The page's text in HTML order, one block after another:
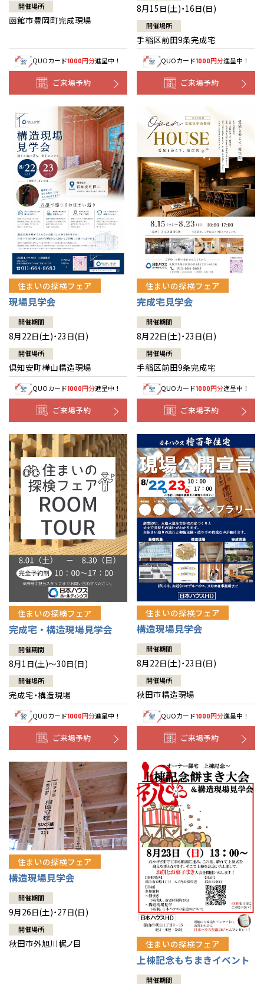
開催場所
函館市豊岡町完成現場
QUOカード1000円分進呈中！
ご来場予約
8月15日(土)・16日(日)
開催場所
手稲区前田9条完成宅
QUOカード1000円分進呈中！
ご来場予約
住まいの探検フェア
現場見学会
開催期間
8月22日(土)・23日(日)
開催場所
倶知安町樺山構造現場
QUOカード1000円分進呈中！
ご来場予約
住まいの探検フェア
完成宅見学会
開催期間
8月22日(土)・23日(日)
開催場所
手稲区前田9条完成宅
QUOカード1000円分進呈中！
ご来場予約
住まいの探検フェア
完成宅・構造現場見学会
開催期間
8月1日(土)～30日(日)
開催場所
完成宅・構造現場
QUOカード1000円分進呈中！
ご来場予約
住まいの探検フェア
構造現場見学会
開催期間
8月22日(土)・23日(日)
開催場所
秋田市構造現場
QUOカード1000円分進呈中！
ご来場予約
住まいの探検フェア
構造現場見学会
開催期間
9月26日(土)・27日(日)
開催場所
秋田市外旭川梶ノ目 住まいの探検フェア
上棟記念もちまきイベント
開催期間
全国の展示場
北海道
札幌
道央
道北
道南
道東
東北
青森
秋田
岩手
山形
宮城
福島
甲信越・北陸
新潟
山梨
長野
富山
石川
福井
関東
東京
神奈川
埼玉
千葉
茨城
栃木
群馬
東海
愛知
岐阜
静岡
三重
近畿
大阪
京都
兵庫
奈良
滋賀
和歌山
中国・四国
岡山
香川
愛媛
鳥取
島根
広島
山口
徳島
高知
九州
福岡
佐賀
熊本
大分
宮崎
鹿児島
長崎
沖縄
分譲マンション
※現住所のある都道府県以外の建築予定地の方でも現住所の有るお近
くの展示場又は店舗にお問合せください。移住の計画の方もご相談対
応します。お気軽にご相談ください。
お近くのイベント
北海道
札幌
札幌
小樽
道央
苫小牧千歳
小樽
道北
道南
道東
釧路
東北
青森県
八戸
青森
秋田県
秋田
岩手県
山形県
宮城県
仙台
福島県
会津
甲信越・北陸
新潟県
長岡
山梨県
長野県
富山県
富山
石川県
福井県
福井
関東
東京都
神奈川県
相模
埼玉県
埼玉
千葉県
千葉
柏
茨城県
水戸
栃木県
宇都宮
小山
群馬県
群馬
伊勢崎
東海
愛知県
岐阜県
岐阜
静岡県
三重県
四日市
近畿
大阪府
大阪
京都府
京都
兵庫県
姫路
奈良県
奈良
中国・四国
岡山県
岡山
愛媛県
松山
九州
福岡県
福岡
佐賀県
佐賀
熊本県
熊本
大分県
大分
宮崎県
宮崎
鹿児島県
鹿児島